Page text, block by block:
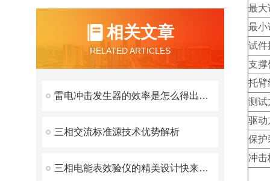
相关文章
RELATED ARTICLES
雷电冲击发生器的效率是怎么得出的？
三相交流标准源技术优势解析
三相电能表效验仪的精美设计快来看看
最大
最小
试件
支撑
托臂
测试
驱动
保护
冲击